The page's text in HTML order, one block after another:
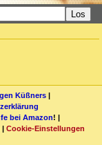
Los
Küßners |
bei Amazon! |
| Cookie-Einstellungen